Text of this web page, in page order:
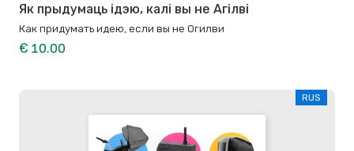
Як прыдумаць ідэю, калі вы не Агілві
Как придумать идею, если вы не Огилви
€ 10.00
RUS